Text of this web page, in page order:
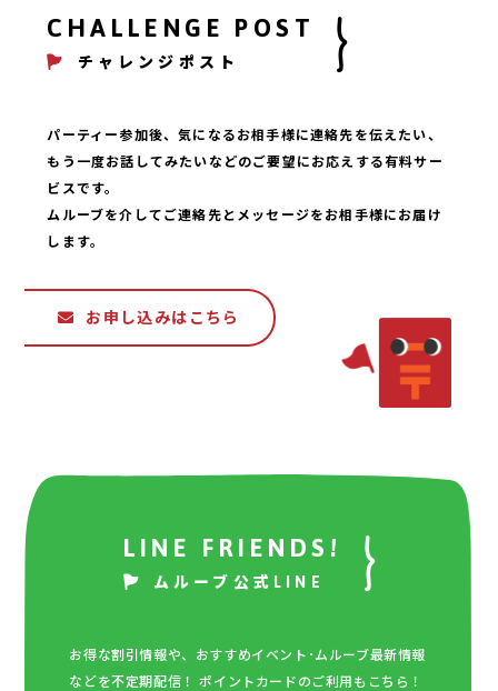
CHALLENGE POST
チャレンジポスト
パーティー参加後、気になるお相手様に連絡先を伝えたい、
もう一度お話してみたいなどのご要望にお応えする有料サー
ビスです。
ムルーブを介してご連絡先とメッセージをお相手様にお届け
します。
お申し込みはこちら
LINE FRIENDS!
ムルーブ公式LINE
お得な割引情報や、おすすめイベント･ムルーブ最新情報
などを不定期配信！ ポイントカードのご利用もこちら！